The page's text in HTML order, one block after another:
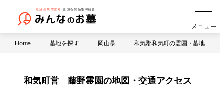
メニュー
Home 墓地を探す 岡山県 和気郡和気町の霊園・墓地・お
和気町営 藤野霊園の地図・交通アクセス